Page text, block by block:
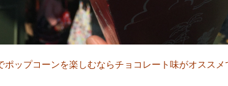
ップコーンを楽しむならチョコレート味がオススメ